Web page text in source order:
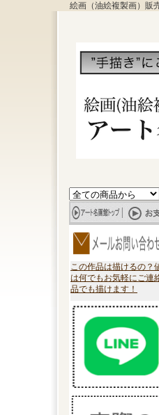
絵画（油絵複製画）販
この作品は描けるの？
は何でもお気軽にご連
品でも描けます！